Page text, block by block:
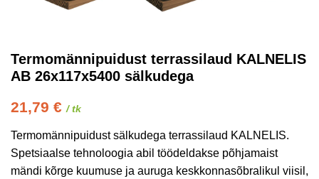
Termomännipuidust terrassilaud KALNELIS
AB 26x117x5400 sälkudega
21,79 € / tk
Termomännipuidust sälkudega terrassilaud KALNELIS.
Spetsiaalse tehnoloogia abil töödeldakse põhjamaist
mändi kõrge kuumuse ja auruga keskkonnasõbralikul viisil,